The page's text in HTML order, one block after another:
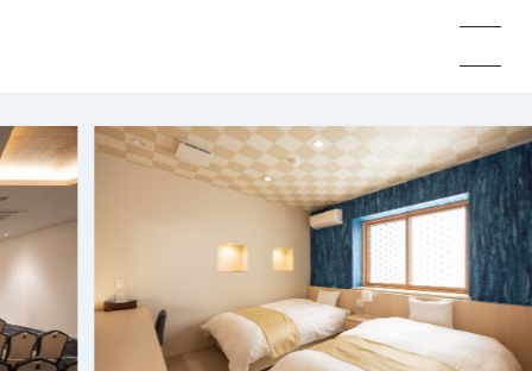
メモリードのお葬式について
葬儀の流れ
事例